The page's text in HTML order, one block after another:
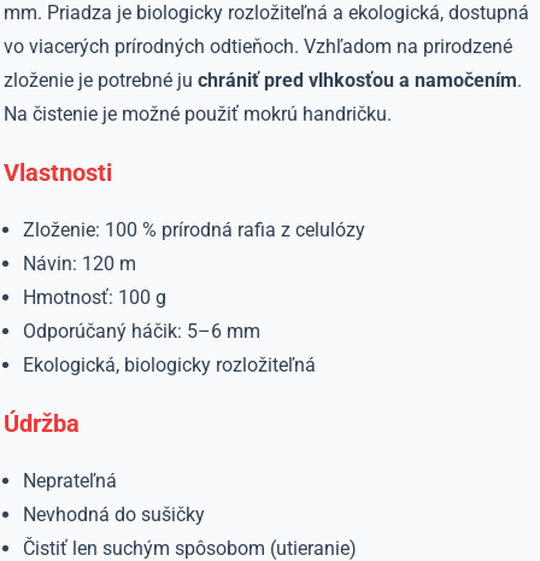
mm. Priadza je biologicky rozložiteľná a ekologická, dostupná
vo viacerých prírodných odtieňoch. Vzhľadom na prirodzené
zloženie je potrebné juchrániť pred vlhkosťou a namočením.
Na čistenie je možné použiť mokrú handričku.
Vlastnosti
Zloženie: 100 % prírodná rafia z celulózy
Návin: 120 m
Hmotnosť: 100 g
Odporúčaný háčik: 5–6 mm
Ekologická, biologicky rozložiteľná
Údržba
Neprateľná
Nevhodná do sušičky
Čistiť len suchým spôsobom (utieranie)